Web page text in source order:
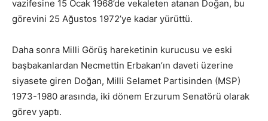
vazifesine 15 Ocak 1968’de vekaleten atanan Doğan, bu
görevini 25 Ağustos 1972’ye kadar yürüttü.
Daha sonra Milli Görüş hareketinin kurucusu ve eski
başbakanlardan Necmettin Erbakan’ın daveti üzerine
siyasete giren Doğan, Milli Selamet Partisinden (MSP)
1973-1980 arasında, iki dönem Erzurum Senatörü olarak
görev yaptı.